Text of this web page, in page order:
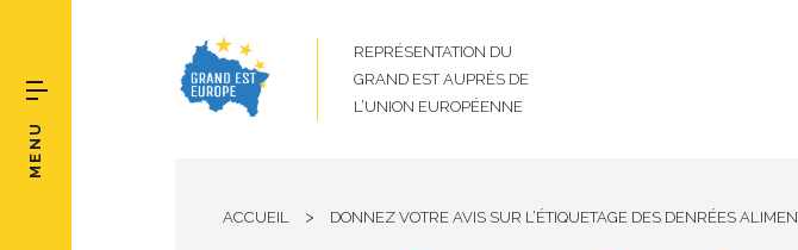
REPRÉSENTATION DU
GRAND EST AUPRÈS DE
L’UNION EUROPÉENNE
MENU
ACCUEIL > DONNEZ VOTRE AVIS SUR L’ÉTIQUETAGE DES DENRÉES